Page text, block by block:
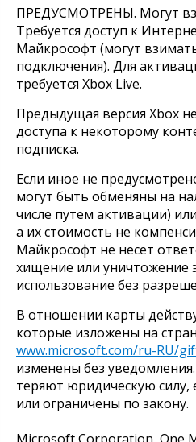
ПРЕДУСМОТРЕНЫ. Могут
Требуется доступ к
Майкрософт (могут
подключения). Для
требуется Xbox Live.
Предыдущая версия Xbox
доступа к некоторому
подписка.
Если иное не
могут быть обменяны на
числе путем активации)
а их стоимость не
Майкрософт не несет
хищение или уничтожение
использование без
В отношении карты
которые изложены на
www.microsoft.com/ru-RU/
изменены без
теряют юридическую
или ограничены по закону.